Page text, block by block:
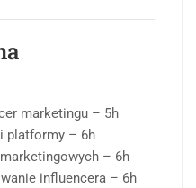
marketingu – 5h
platformy – 6h
– 6h
influencera – 6h